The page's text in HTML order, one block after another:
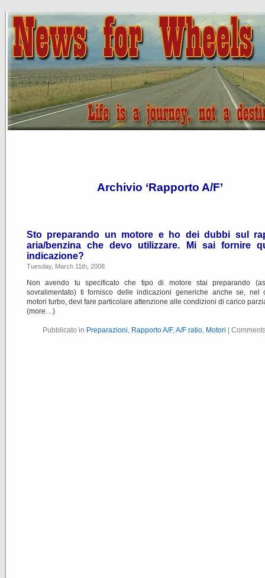
Archivio ‘Rapporto A/F’
Sto preparando un motore e ho dei dubbi sul
aria/benzina che devo utilizzare. Mi sai fornire
indicazione?
Tuesday, March 11th, 2008
Non avendo tu specificato che tipo di motore stai preparando
sovralimentato) ti fornisco delle indicazioni generiche anche se, nel
motori turbo, devi fare particolare attenzione alle condizioni di carico
(more…)
Pubblicato in Preparazioni, Rapporto A/F,A/F ratio, Motori